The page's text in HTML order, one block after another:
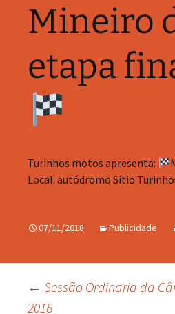
Mineiro
etapa
Turinhos motos apresenta:
Local: autódromo Sítio
07/11/2018 Publicidade
← Sessão Ordinaria da
2018